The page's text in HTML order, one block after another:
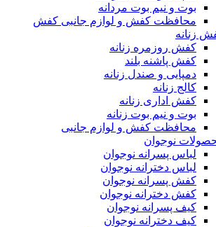
بوت و نیم بوت مردانه
محافظت کفش و لوازم جانبی کفش
زنانه
کفش روزمره زنانه
کفش پاشنه بلند
دمپایی و صندل زنانه
کالج زنانه
کفش اداری زنانه
بوت و نیم بوت زنانه
محافظت کفش و لوازم جانبی
نوجوان
لباس پسرانه نوجوان
لباس دخترانه نوجوان
کفش پسرانه نوجوان
کفش دخترانه نوجوان
کیف پسرانه نوجوان
کیف دخترانه نوجوان